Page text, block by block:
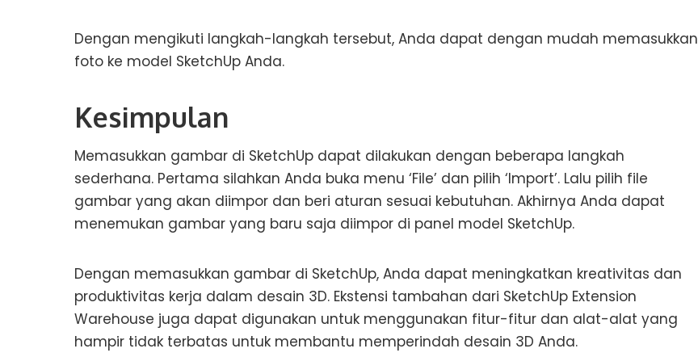
Dengan mengikuti langkah-langkah tersebut, Anda dapat dengan mudah memasukkan
foto ke model SketchUp Anda.
Kesimpulan
Memasukkan gambar di SketchUp dapat dilakukan dengan beberapa langkah
sederhana. Pertama silahkan Anda buka menu ‘File’ dan pilih ‘Import’. Lalu pilih file
gambar yang akan diimpor dan beri aturan sesuai kebutuhan. Akhirnya Anda dapat
menemukan gambar yang baru saja diimpor di panel model SketchUp.
Dengan memasukkan gambar di SketchUp, Anda dapat meningkatkan kreativitas dan
produktivitas kerja dalam desain 3D. Ekstensi tambahan dari SketchUp Extension
Warehouse juga dapat digunakan untuk menggunakan fitur-fitur dan alat-alat yang
hampir tidak terbatas untuk membantu memperindah desain 3D Anda.